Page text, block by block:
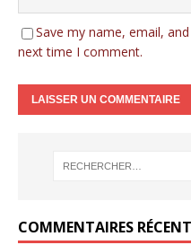
Save my name, email,
next time I comment.
COMMENTAIRES